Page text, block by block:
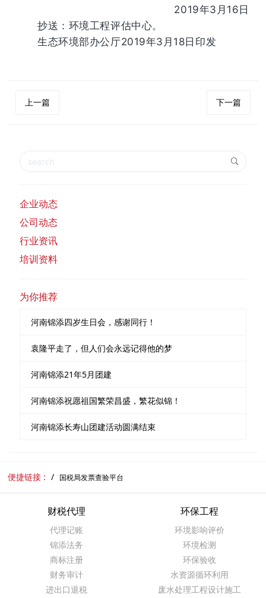
2019年3月16日
抄送：环境工程评估中心。
生态环境部办公厅2019年3月18日印发
上一篇 下一篇
企业动态
公司动态
行业资讯
培训资料
为你推荐
河南锦添四岁生日会，感谢同行！
袁隆平走了，但人们会永远记得他的梦
河南锦添21年5月团建
河南锦添祝愿祖国繁荣昌盛，繁花似锦！
河南锦添长寿山团建活动圆满结束
便捷链接 : 国税局发票查验平台
财税代理
代理记账
锦添法务
商标注册
财务审计
进出口退税
环保工程
环境影响评价
环境检测
环保验收
水资源循环利用
废水处理工程设计施工